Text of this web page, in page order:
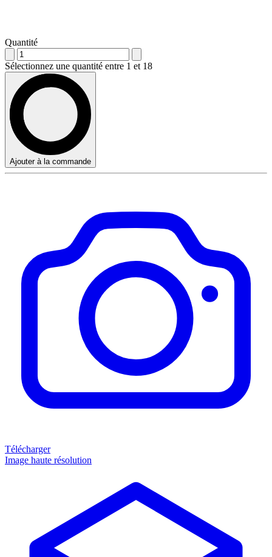
Quantité
Sélectionnez une quantité entre 1 et 18
Ajouter à la commande
Télécharger
Image haute résolution